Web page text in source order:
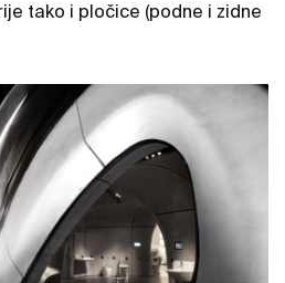
tako i pločice (podne i zidne